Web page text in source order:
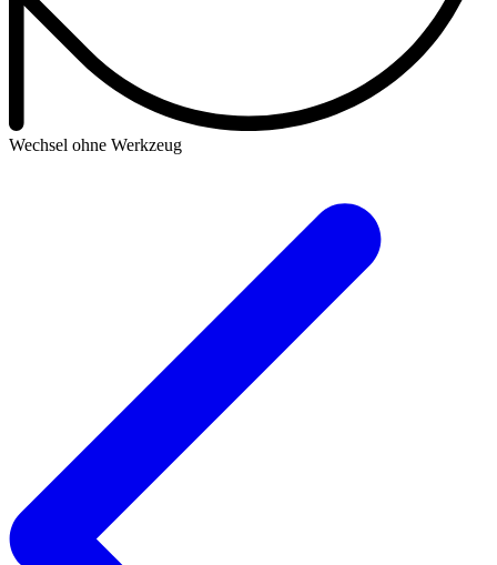
Wechsel ohne Werkzeug